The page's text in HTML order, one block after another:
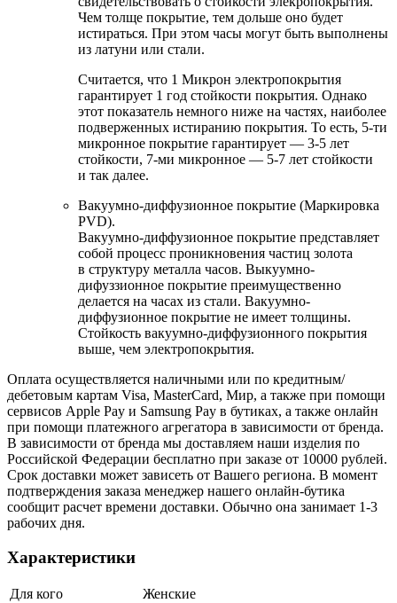
Чем толще покрытие, тем дольше оно будет
истираться. При этом часы могут быть выполнены
из латуни или стали.
Считается, что 1 Микрон электропокрытия
гарантирует 1 год стойкости покрытия. Однако
этот показатель немного ниже на частях, наиболее
подверженных истиранию покрытия. То есть, 5-ти
микронное покрытие гарантирует — 3-5 лет
стойкости, 7-ми микронное — 5-7 лет стойкости
и так далее.
Вакуумно-диффузионное покрытие (Маркировка
PVD).
Вакуумно-диффузионное покрытие представляет
собой процесс проникновения частиц золота
в структуру металла часов. Выкуумно-
дифуззионное покрытие преимущественно
делается на часах из стали. Вакуумно-
диффузионное покрытие не имеет толщины.
Стойкость вакуумно-диффузионного покрытия
выше, чем электропокрытия.
Оплата осуществляется наличными или по кредитным/
дебетовым картам Visa, MasterCard, Мир, а также при помощи
сервисов Apple Pay и Samsung Pay в бутиках, а также онлайн
при помощи платежного агрегатора в зависимости от бренда.
В зависимости от бренда мы доставляем наши изделия по
Российской Федерации бесплатно при заказе от 10000 рублей.
Срок доставки может зависеть от Вашего региона. В момент
подтверждения заказа менеджер нашего онлайн-бутика
сообщит расчет времени доставки. Обычно она занимает 1-3
рабочих дня.
Характеристики
Для кого
Женские